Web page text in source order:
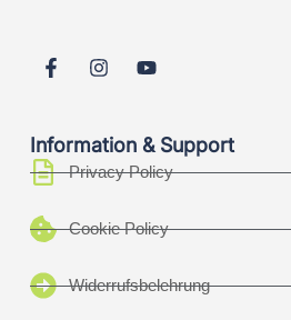
Information & Support
Privacy Policy
Cookie Policy
Widerrufsbelehrung